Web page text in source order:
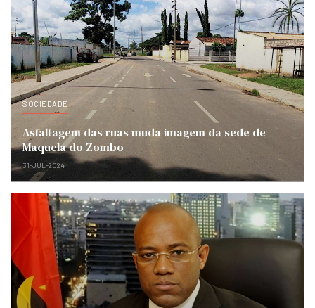
SOCIEDADE
Asfaltagem das ruas muda imagem da sede de
Maquela do Zombo
31-JUL-2024